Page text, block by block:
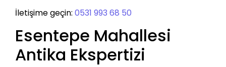
İletişime geçin: 0531 993 68 50
Esentepe Mahallesi
Antika Ekspertizi